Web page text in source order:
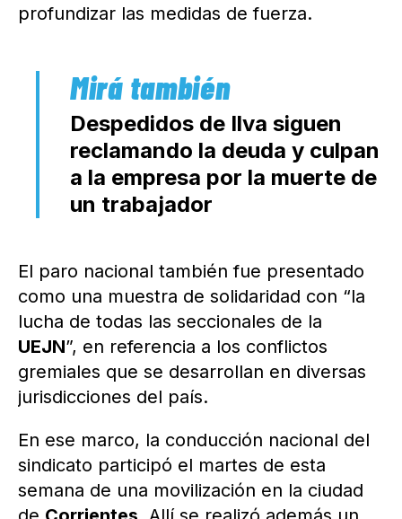
profundizar las medidas de fuerza.
Despedidos de Ilva siguen
reclamando la deuda y culpan
a la empresa por la muerte de
un trabajador
El paro nacional también fue presentado
como una muestra de solidaridad con “la
lucha de todas las seccionales de la
UEJN”, en referencia a los conflictos
gremiales que se desarrollan en diversas
jurisdicciones del país.
En ese marco, la conducción nacional del
sindicato participó el martes de esta
semana de una movilización en la ciudad